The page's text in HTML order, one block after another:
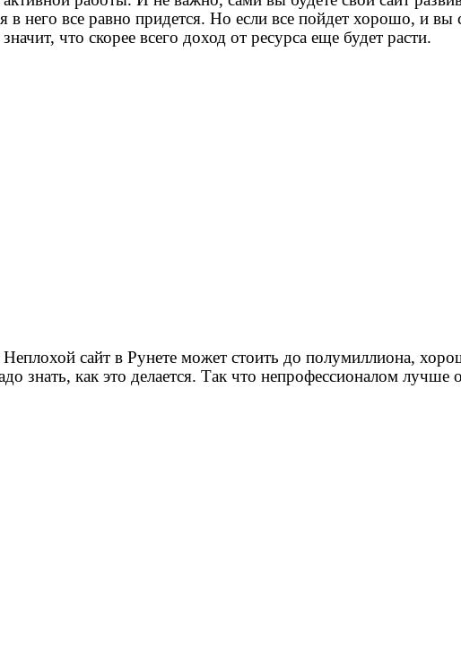
в него все равно придется. Но если все пойдет хорошо, и вы
что скорее всего доход от ресурса еще будет расти.
сайт в Рунете может стоить до полумиллиона,
знать, как это делается. Так что непрофессионалом лучше